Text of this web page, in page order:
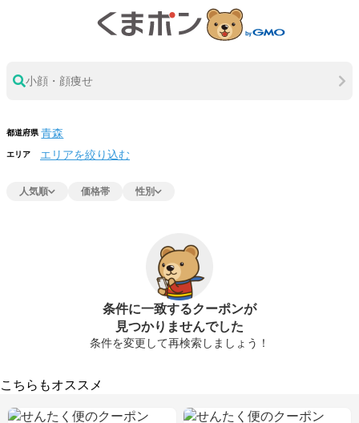
小顔・顔痩せ
都道府県
エリア エリアを絞り込む
人気順 価格帯 性別
条件に一致するクーポンが
見つかりませんでした
条件を変更して再検索しましょう！
こちらもオススメ